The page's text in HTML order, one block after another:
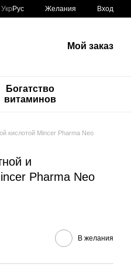
Укр Рус Желания Вход
Мой заказ
Богатство
витаминов
кислотой Mincer Pharma Neo
и
Pharma Neo
В желания